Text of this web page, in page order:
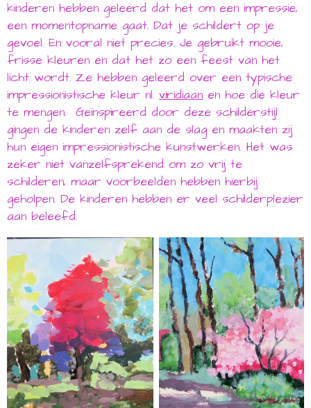
kinderen hebben geleerd dat het om een impressie,
een momentopname gaat. Dat je schildert op je
gevoel. En vooral niet precies. Je gebruikt mooie,
frisse kleuren en dat het zo een feest van het
licht wordt. Ze hebben geleerd over een typische
impressionistische kleur nl. viridiaan en hoe die kleur
te mengen. Geïnspireerd door deze schilderstijl
gingen de kinderen zelf aan de slag en maakten zij
hun eigen impressionistische kunstwerken. Het was
zeker niet vanzelfsprekend om zo vrij te
schilderen, maar voorbeelden hebben hierbij
geholpen. De kinderen hebben er veel schilderplezier
aan beleefd.